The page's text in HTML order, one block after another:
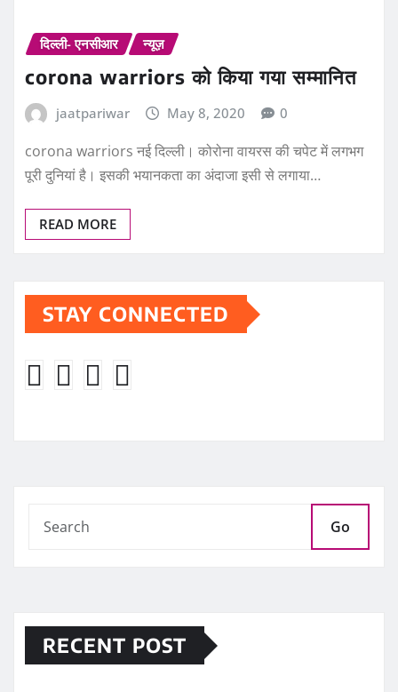
दिल्ली- एनसीआर न्यूज़
corona warriors को किया गया सम्मानित
jaatpariwar May 8, 2020 0
corona warriors नई दिल्ली। कोरोना वायरस की चपेट में लगभग
पूरी दुनियां है। इसकी भयानकता का अंदाजा इसी से लगाया…
READ MORE
STAY CONNECTED
Go
RECENT POST